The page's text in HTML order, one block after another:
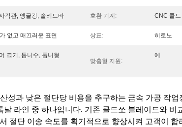
각관, 앵글강, 솔리드바 호환 기계: CNC 콜드
없고 매끄러운 표면 상표: 히로노
크기, 톱니수, 톱니형
맞춤형 지원:
예
성과 낮은 절단당 비용을 추구하는 금속 가공 작업
라인 중 하나입니다. 기존 콜드쏘 블레이드와 비
절단 이송 속도를 획기적으로 향상시켜 고객이 합